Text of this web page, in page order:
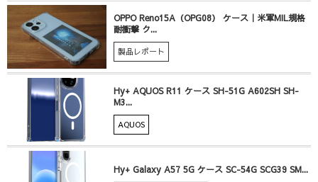
OPPO Reno15A（OPG08） ケース｜米軍MIL規格
耐衝撃 ク...
製品レポート
Hy+ AQUOS R11 ケース SH-51G A602SH SH-
M3...
AQUOS
Hy+ Galaxy A57 5G ケース SC-54G SCG39 SM...